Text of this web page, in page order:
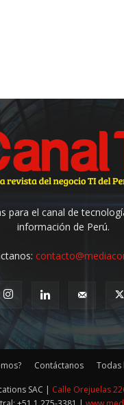
para el canal de
información de Perú.
Contáctanos Todas
SAC | Calle Orejuelas